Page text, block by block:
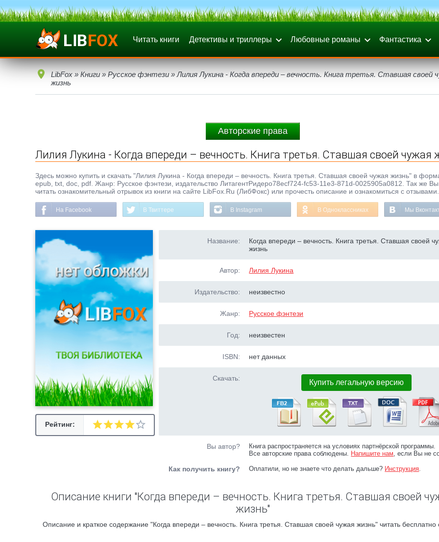
Читать книги Детективы и триллеры Любовные романы Фантастика
LibFox » Книги » Русское фэнтези » Лилия Лукина - Когда впереди – вечность. Книга третья. Ставшая своей
жизнь
Авторские права
Лилия Лукина - Когда впереди – вечность. Книга третья. Ставшая своей чужая
Здесь можно купить и скачать "Лилия Лукина - Когда впереди – вечность. Книга третья. Ставшая своей чужая жизнь" в
epub, txt, doc, pdf. Жанр: Русское фэнтези, издательство ЛитагентРидеро78ecf724-fc53-11e3-871d-0025905a0812. Так же
читать ознакомительный отрывок из книги на сайте LibFox.Ru (ЛибФокс) или прочесть описание и ознакомиться с отзывами.
На Facebook В Твиттере В Instagram В Одноклассниках Мы
Рейтинг:
Название:
Когда впереди – вечность. Книга третья. Ставшая своей
жизнь
Автор: Лилия Лукина
Издательство: неизвестно
Жанр: Русское фэнтези
Год: неизвестен
ISBN: нет данных
Скачать: Купить легальную версию
Вы автор?
Книга распространяется на условиях партнёрской программы.
Все авторские права соблюдены. Напишите нам, если Вы не
Как получить книгу? Оплатили, но не знаете что делать дальше? Инструкция.
Описание книги "Когда впереди – вечность. Книга третья. Ставшая своей
жизнь"
Описание и краткое содержание "Когда впереди – вечность. Книга третья. Ставшая своей чужая жизнь" читать бесплатно